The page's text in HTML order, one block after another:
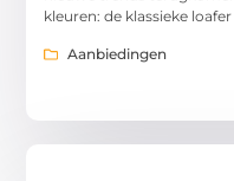
kleuren: de klassieke
Aanbiedingen